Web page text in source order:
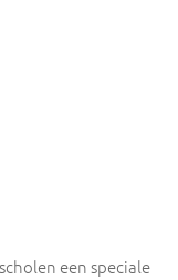
een speciale